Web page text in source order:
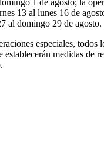
13 al lunes 16 de
al domingo 29 de agosto.
especiales, todos
establecerán medidas de